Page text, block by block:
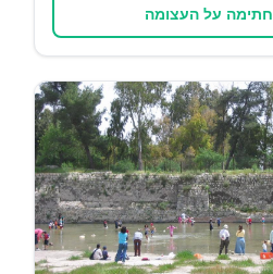
חתימה על העצומה